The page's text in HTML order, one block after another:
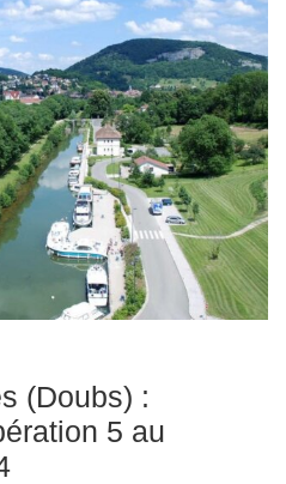
(Doubs) :
5 au